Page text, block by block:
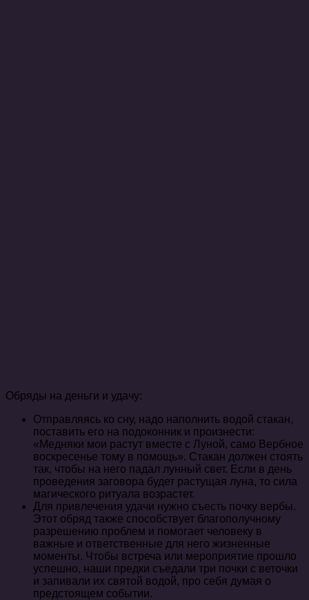
Обряды на деньги и удачу:
Отправляясь ко сну, надо наполнить водой стакан,
поставить его на подоконник и произнести:
«Медняки мои растут вместе с Луной, само Вербное
воскресенье тому в помощь». Стакан должен стоять
так, чтобы на него падал лунный свет. Если в день
проведения заговора будет растущая луна, то сила
магического ритуала возрастет.
Для привлечения удачи нужно съесть почку вербы.
Этот обряд также способствует благополучному
разрешению проблем и помогает человеку в
важные и ответственные для него жизненные
моменты. Чтобы встреча или мероприятие прошло
успешно, наши предки съедали три почки с веточки
и запивали их святой водой, про себя думая о
предстоящем событии.